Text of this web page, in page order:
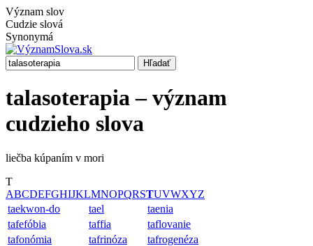
Význam slov
Cudzie slová
Synonymá
Hľadať
talasoterapia – význam
cudzieho slova
liečba kúpaním v mori
T
ABCDEFGHIJKLMNOPQRSTUVWXYZ
taekwon-do
tael
taenia
tafefóbia
taffia
taflovanie
tafonómia
tafrinóza
tafrogenéza